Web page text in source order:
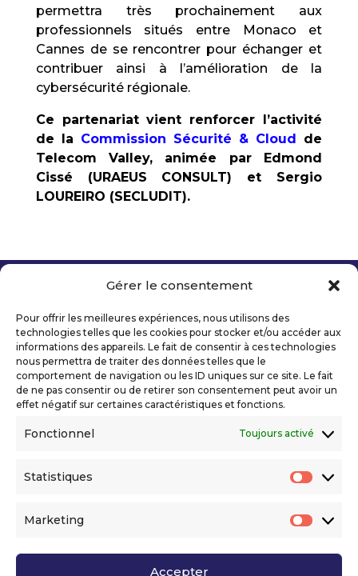
Gérer le consentement
Pour offrir les meilleures expériences, nous utilisons des
technologies telles que les cookies pour stocker et/ou accéder aux
informations des appareils. Le fait de consentir à ces technologies
nous permettra de traiter des données telles que le
comportement de navigation ou les ID uniques sur ce site. Le fait
de ne pas consentir ou de retirer son consentement peut avoir un
effet négatif sur certaines caractéristiques et fonctions.
Fonctionnel Toujours activé
Statistiques
Marketing
Accepter
permettra très prochainement aux
professionnels situés entre Monaco et
Cannes de se rencontrer pour échanger et
contribuer ainsi à l’amélioration de la
cybersécurité régionale.
Ce partenariat vient renforcer l’activité
de la Commission Sécurité & Cloud de
Telecom Valley, animée par Edmond
Cissé (URAEUS CONSULT) et Sergio
LOUREIRO (SECLUDIT).
Mentions légales
Politique de confidentialité
Déclaration d’accessibilité numérique
Ils nous soutiennent